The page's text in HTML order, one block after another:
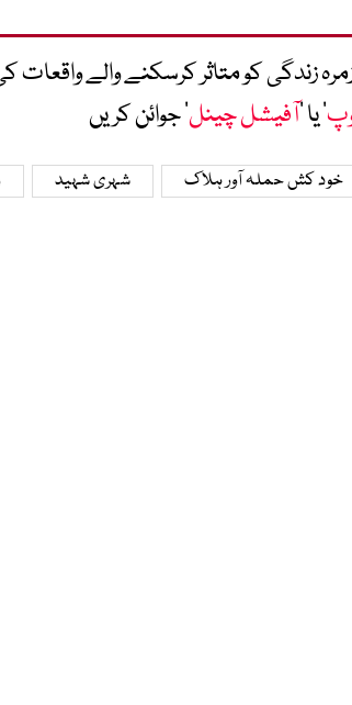
زندگی کو متاثر کرسکنے والے
‘ یا ’آفیشل چینل‘ جوائن کریں
خود کش حملہ آور ہلاک شہری شہید